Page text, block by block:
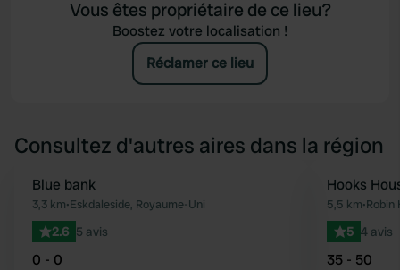
Vous êtes propriétaire de ce lieu?
Boostez votre localisation !
Réclamer ce lieu
Consultez d'autres aires dans la région
Préféré
Blue bank
3,3 km•Eskdaleside, Royaume-Uni
2.6 5 avis
0 - 0
Hooks
5,5 km•Robin
5 4 avis
35 - 50